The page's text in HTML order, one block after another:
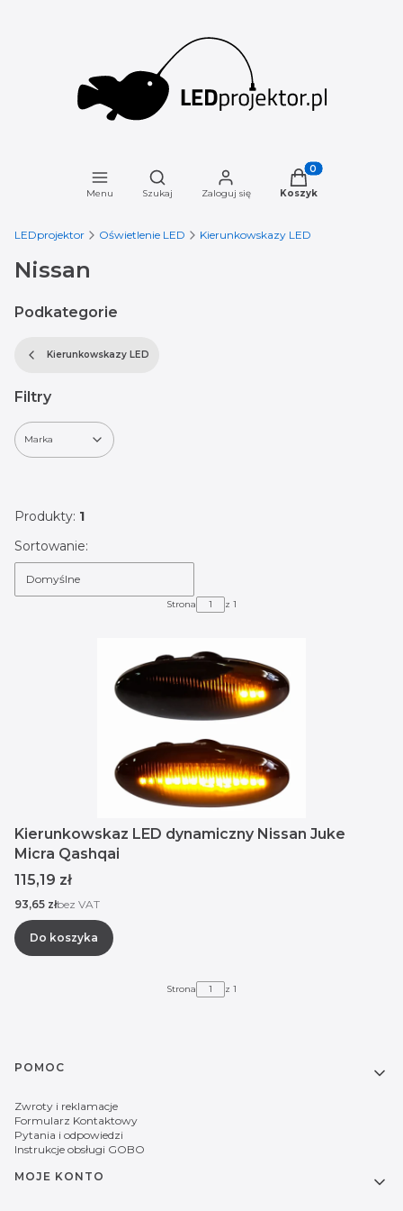
Menu
Otwórz wyszukiwarkę
Szukaj Zaloguj się
Produkty w
Koszyk
LEDprojektor Oświetlenie LED Kierunkowskazy LED
Nissan
Podkategorie
Kierunkowskazy LED
Filtry
Marka
Produkty: 1
Lista produktów
Sortowanie:
Domyślne
Strona z 1
Kierunkowskaz LED dynamiczny Nissan Juke
Micra Qashqai
Cena
115,19 zł
Cena
93,65 złbez VAT
Do koszyka
Strona z 1
Linki w stopce
POMOC
Zwroty i reklamacje
Formularz Kontaktowy
Pytania i odpowiedzi
Instrukcje obsługi GOBO
MOJE KONTO